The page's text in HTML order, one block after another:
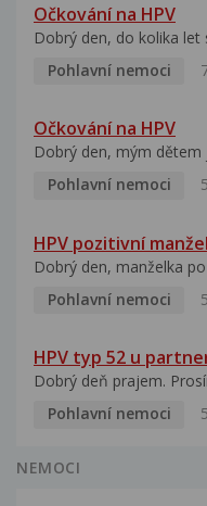
Očkování na HPV
Dobrý den, do kolika
Pohlavní nemoci
Očkování na HPV
Dobrý den, mým dětem
Pohlavní nemoci
HPV pozitivní
Dobrý den, manželka
Pohlavní nemoci
HPV typ 52 u
Dobrý deň prajem.
Pohlavní nemoci
NEMOCI